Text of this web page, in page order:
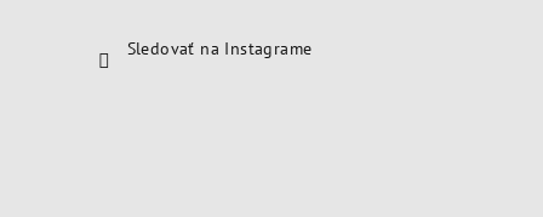
Sledovať na Instagrame